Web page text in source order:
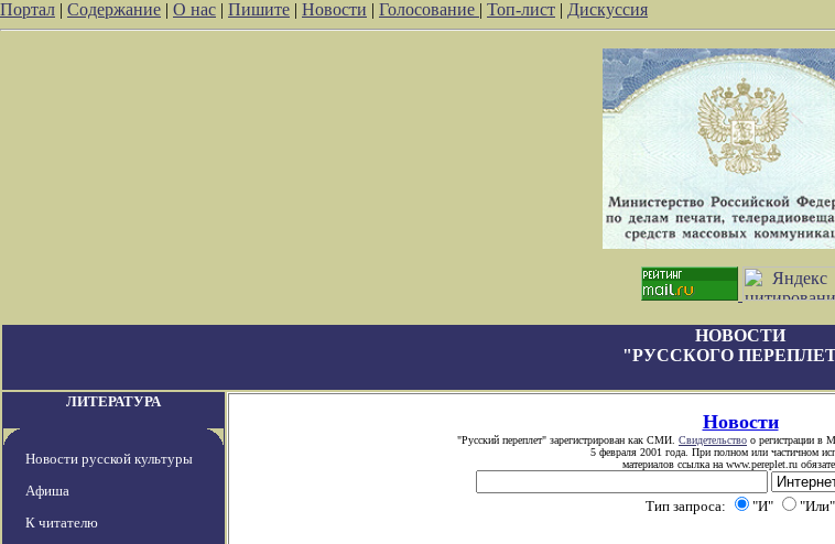
Портал | Содержание | О нас | Пишите | Новости | Голосование | Топ-лист | Дискуссия
НОВОСТИ
"РУССКОГО
ЛИТЕРАТУРА
Новости русской культуры
Афиша
К читателю
Новости
"Русский переплет" зарегистрирован как СМИ. Свидетельство о регистрации в
5 февраля 2001 года. При полном или частичном
материалов ссылка на www.pereplet.ru
Тип запроса: "И" "Или"